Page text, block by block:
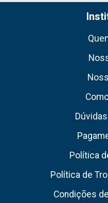
Política
Política de
Condições